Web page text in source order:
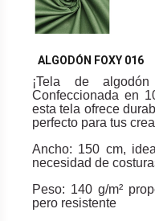
ALGODÓN FOXY 016
¡Tela de
Confeccionada en
esta tela ofrece
perfecto para tus
Ancho: 150 cm,
necesidad de
Peso: 140 g/m²
pero resistente